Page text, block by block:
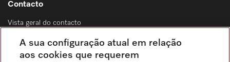
Contacto
Vista geral do contacto
Distribuição & Serviço de assistência técnica
A sua configuração atual em relação
aos cookies que requerem